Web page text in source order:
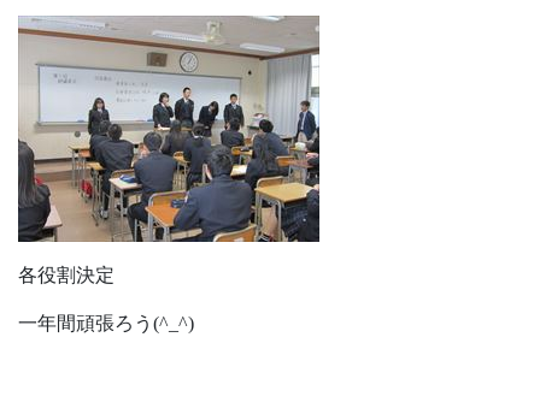
各役割決定
一年間頑張ろう(^_^)